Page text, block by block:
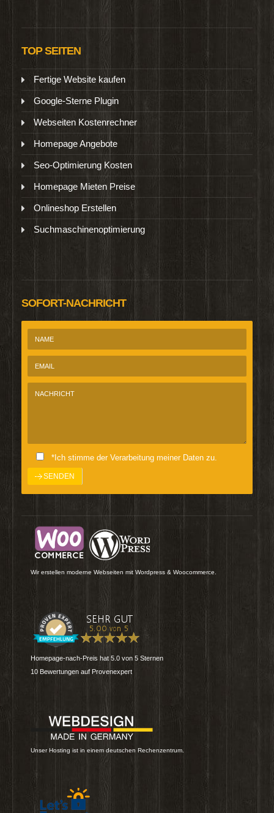
TOP SEITEN
Fertige Website kaufen
Google-Sterne Plugin
Webseiten Kostenrechner
Homepage Angebote
Seo-Optimierung Kosten
Homepage Mieten Preise
Onlineshop Erstellen
Suchmaschinenoptimierung
SOFORT-NACHRICHT
*Ich stimme der Verarbeitung meiner Daten zu.
Wir erstellen moderne Webseiten mit Wordpress & Woocommerce.
Homepage-nach-Preis hat 5.0 von 5 Sternen
10 Bewertungen auf Provenexpert
Unser Hosting ist in einem deutschen Rechenzentrum.